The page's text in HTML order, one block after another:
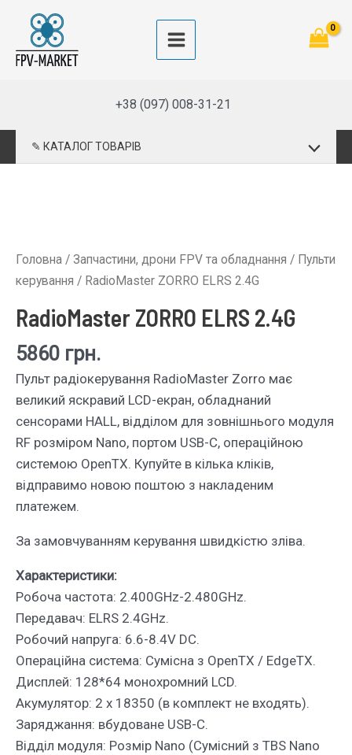
Перейти
вмісту
Main
+38 (097) 008-31-21
✎ КАТАЛОГ ТОВАРІВ
Головна / Запчастини, дрони FPV та обладнання / Пульти
керування / RadioMaster ZORRO ELRS 2.4G
RadioMaster ZORRO ELRS 2.4G
5860 грн.
Пульт радіокерування RadioMaster Zorro має
великий яскравий LCD-екран, обладнаний
сенсорами HALL, відділом для зовнішнього модуля
RF розміром Nano, портом USB-C, операційною
системою OpenTX. Купуйте в кілька кліків,
відправимо новою поштою з накладеним
платежем.
За замовчуванням керування швидкістю зліва.
Характеристики:
Робоча частота: 2.400GHz-2.480GHz.
Передавач: ELRS 2.4GHz.
Робочий напруга: 6.6-8.4V DC.
Операційна система: Сумісна з OpenTX / EdgeTX.
Дисплей: 128*64 монохромний LCD.
Акумулятор: 2 x 18350 (в комплект не входять).
Заряджання: вбудоване USB-C.
Відділ модуля: Розмір Nano (Сумісний з TBS Nano